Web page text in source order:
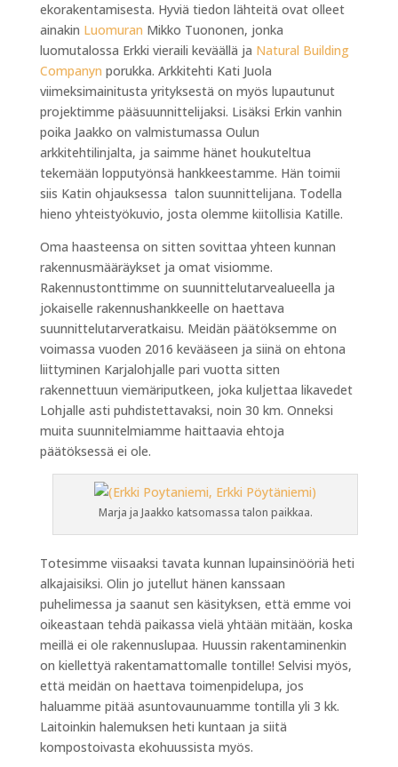
ekorakentamisesta. Hyviä tiedon lähteitä ovat olleet
ainakin Luomuran Mikko Tuononen, jonka
luomutalossa Erkki vieraili keväällä ja Natural Building
Companyn porukka. Arkkitehti Kati Juola
viimeksimainitusta yrityksestä on myös lupautunut
projektimme pääsuunnittelijaksi. Lisäksi Erkin vanhin
poika Jaakko on valmistumassa Oulun
arkkitehtilinjalta, ja saimme hänet houkuteltua
tekemään lopputyönsä hankkeestamme. Hän toimii
siis Katin ohjauksessa talon suunnittelijana. Todella
hieno yhteistyökuvio, josta olemme kiitollisia Katille.
Oma haasteensa on sitten sovittaa yhteen kunnan
rakennusmääräykset ja omat visiomme.
Rakennustonttimme on suunnittelutarvealueella ja
jokaiselle rakennushankkeelle on haettava
suunnittelutarveratkaisu. Meidän päätöksemme on
voimassa vuoden 2016 kevääseen ja siinä on ehtona
liittyminen Karjalohjalle pari vuotta sitten
rakennettuun viemäriputkeen, joka kuljettaa likavedet
Lohjalle asti puhdistettavaksi, noin 30 km. Onneksi
muita suunnitelmiamme haittaavia ehtoja
päätöksessä ei ole.
Marja ja Jaakko katsomassa talon paikkaa.
Totesimme viisaaksi tavata kunnan lupainsinööriä heti
alkajaisiksi. Olin jo jutellut hänen kanssaan
puhelimessa ja saanut sen käsityksen, että emme voi
oikeastaan tehdä paikassa vielä yhtään mitään, koska
meillä ei ole rakennuslupaa. Huussin rakentaminenkin
on kiellettyä rakentamattomalle tontille! Selvisi myös,
että meidän on haettava toimenpidelupa, jos
haluamme pitää asuntovaunuamme tontilla yli 3 kk.
Laitoinkin halemuksen heti kuntaan ja siitä
kompostoivasta ekohuussista myös.